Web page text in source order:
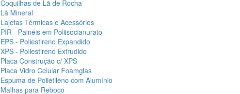
Coquilhas de Lã de Rocha
Lã Mineral
Lajetas Térmicas e Acessórios
PIR - Painéis em Poliisocianurato
EPS - Poliestireno Expandido
XPS - Poliestireno Extrudido
Placa Construção c/ XPS
Placa Vidro Celular Foamglas
Espuma de Polietileno com Alumínio
Malhas para Reboco